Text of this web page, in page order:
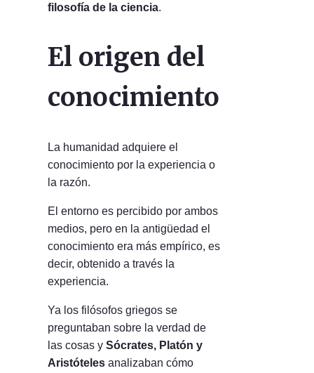
filosofía de la ciencia.
El origen del
conocimiento
La humanidad adquiere el
conocimiento por la experiencia o
la razón.
El entorno es percibido por ambos
medios, pero en la antigüedad el
conocimiento era más empírico, es
decir, obtenido a través la
experiencia.
Ya los filósofos griegos se
preguntaban sobre la verdad de
las cosas y Sócrates, Platón y
Aristóteles analizaban cómo